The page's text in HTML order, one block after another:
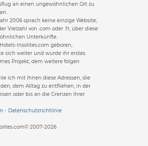
an einen ungewöhnlichen Ort zu
2006 sprach keine einzige Website,
Vielzahl von .com oder .fr, über diese
Unterkünfte.
Insolites.com geboren,
sich weiter und wurde ihr erstes
Projekt, dem weitere folgen
ich mit Ihnen diese Adressen, die
dem Alltag zu entfliehen, in der
oder bis an die Grenzen Ihrer
- Datenschutzrichtlinie
2007-2026